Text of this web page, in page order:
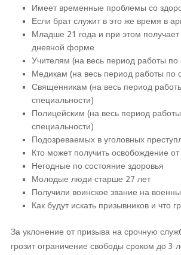
Имеет временные проблемы со
Если брат служит в это же время в
Младше 21 года и при этом получает
дневной форме
Учителям (на весь период работы по
Медикам (на весь период работы по
Священникам (на весь период
специальности)
Полицейским (на весь период
специальности)
Подозреваемых в уголовных
Кто может получить освобождение
Негодные по состояние здоровья
Молодые люди старше 27 лет
Получили воинское звание на
Как будут искать призывников и что
За уклонение от призыва на срочную
грозит ограничение свободы сроком до 3